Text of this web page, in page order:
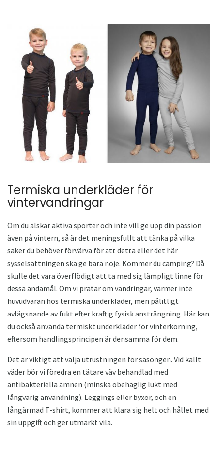
Termiska underkläder för
vintervandringar
Om du älskar aktiva sporter och inte vill ge upp din passion
även på vintern, så är det meningsfullt att tänka på vilka
saker du behöver förvärva för att detta eller det här
sysselsättningen ska ge bara nöje. Kommer du camping? Då
skulle det vara överflödigt att ta med sig lämpligt linne för
dessa ändamål. Om vi ​​pratar om vandringar, värmer inte
huvudvaran hos termiska underkläder, men pålitligt
avlägsnande av fukt efter kraftig fysisk ansträngning. Här kan
du också använda termiskt underkläder för vinterkörning,
eftersom handlingsprincipen är densamma för dem.
Det är viktigt att välja utrustningen för säsongen. Vid kallt
väder bör vi föredra en tätare väv behandlad med
antibakteriella ämnen (minska obehaglig lukt med
långvarig användning). Leggings eller byxor, och en
långärmad T-shirt, kommer att klara sig helt och hållet med
sin uppgift och ger utmärkt vila.